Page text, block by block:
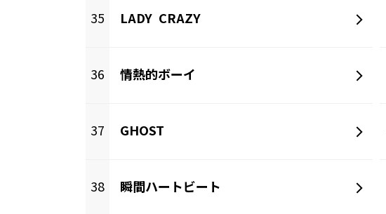
35 LADY CRAZY
36 情熱的ボーイ
37 GHOST
38 瞬間ハートビート